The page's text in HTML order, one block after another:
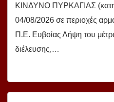
ΚΙΝΔΥΝΟ ΠΥΡΚΑΓΙΑΣ
04/08/2026 σε περιοχές
Π.Ε. Ευβοίας Λήψη του
διέλευσης,…